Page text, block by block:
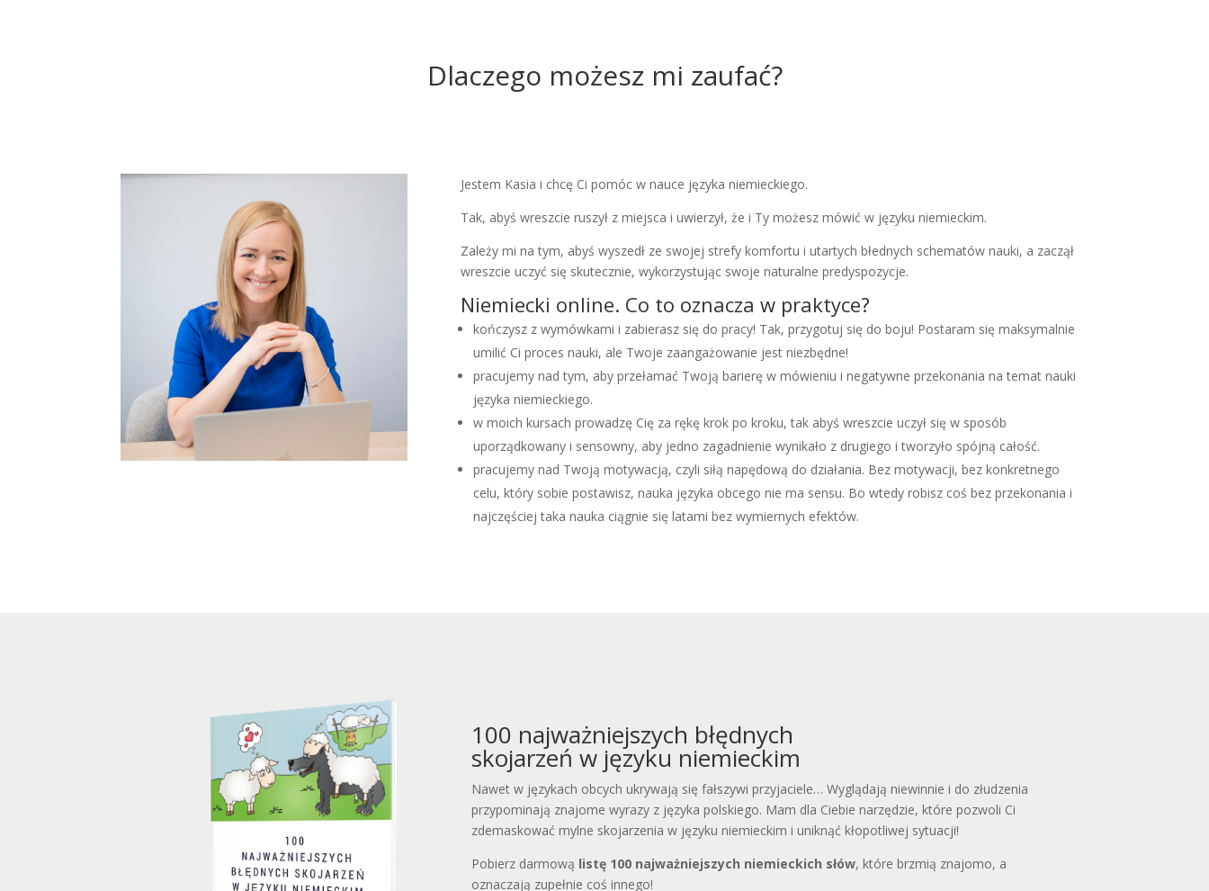
Dlaczego możesz mi zaufać?
Jestem Kasia i chcę Ci pomóc w nauce języka niemieckiego.
Tak, abyś wreszcie ruszył z miejsca i uwierzył, że i Ty możesz mówić w języku niemieckim.
Zależy mi na tym, abyś wyszedł ze swojej strefy komfortu i utartych błednych schematów nauki, a zaczął
wreszcie uczyć się skutecznie, wykorzystując swoje naturalne predyspozycje.
Niemiecki online. Co to oznacza w praktyce?
kończysz z wymówkami i zabierasz się do pracy! Tak, przygotuj się do boju! Postaram się maksymalnie
umilić Ci proces nauki, ale Twoje zaangażowanie jest niezbędne!
pracujemy nad tym, aby przełamać Twoją barierę w mówieniu i negatywne przekonania na temat nauki
języka niemieckiego.
w moich kursach prowadzę Cię za rękę krok po kroku, tak abyś wreszcie uczył się w sposób
uporządkowany i sensowny, aby jedno zagadnienie wynikało z drugiego i tworzyło spójną całość.
pracujemy nad Twoją motywacją, czyli siłą napędową do działania. Bez motywacji, bez konkretnego
celu, który sobie postawisz, nauka języka obcego nie ma sensu. Bo wtedy robisz coś bez przekonania i
najczęściej taka nauka ciągnie się latami bez wymiernych efektów.
100 najważniejszych błędnych
skojarzeń w języku niemieckim
Nawet w językach obcych ukrywają się fałszywi przyjaciele… Wyglądają niewinnie i do złudzenia
przypominają znajome wyrazy z języka polskiego. Mam dla Ciebie narzędzie, które pozwoli Ci
zdemaskować mylne skojarzenia w języku niemieckim i uniknąć kłopotliwej sytuacji!
Pobierz darmową listę 100 najważniejszych niemieckich słów, które brzmią znajomo, a
oznaczają zupełnie coś innego!